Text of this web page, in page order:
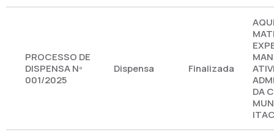
PROCESSO DE
DISPENSA Nº
001/2025
Dispensa Finalizada
DA